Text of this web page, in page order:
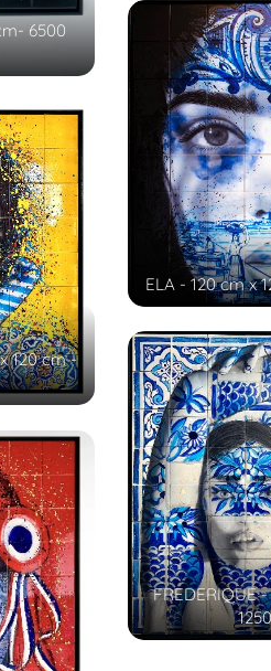
6500
ELA - 120 cm x
120 cm -
FREDERIQUE